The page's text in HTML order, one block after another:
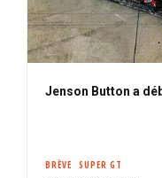
Jenson Button a
BRÈVE SUPER GT